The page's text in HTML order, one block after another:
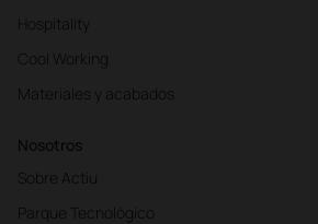
Hospitality
Cool Working
Materiales y acabados
Nosotros
Sobre Actiu
Parque Tecnológico